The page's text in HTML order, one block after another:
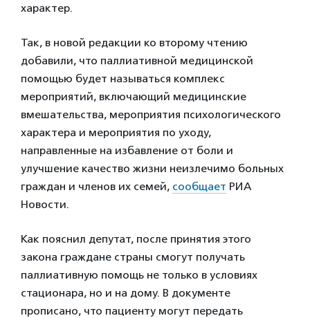
характер.
Так, в новой редакции ко второму чтению
добавили, что паллиативной медицинской
помощью будет называться комплекс
мероприятий, включающий медицинские
вмешательства, мероприятия психологического
характера и мероприятия по уходу,
направленные на избавление от боли и
улучшение качество жизни неизлечимо больных
граждан и членов их семей, сообщает РИА
Новости.
Как пояснил депутат, после принятия этого
закона граждане страны смогут получать
паллиативную помощь не только в условиях
стационара, но и на дому. В документе
прописано, что пациенту могут передать